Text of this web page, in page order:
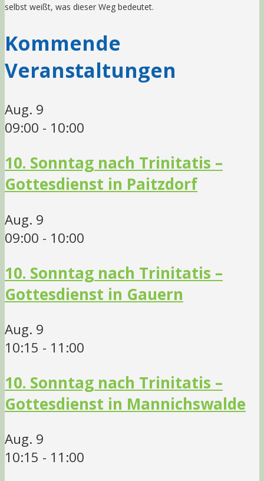
selbst weißt, was dieser Weg bedeutet.
Kommende
Veranstaltungen
Aug. 9
09:00 - 10:00
10. Sonntag nach Trinitatis –
Gottesdienst in Paitzdorf
Aug. 9
09:00 - 10:00
10. Sonntag nach Trinitatis –
Gottesdienst in Gauern
Aug. 9
10:15 - 11:00
10. Sonntag nach Trinitatis –
Gottesdienst in Mannichswalde
Aug. 9
10:15 - 11:00